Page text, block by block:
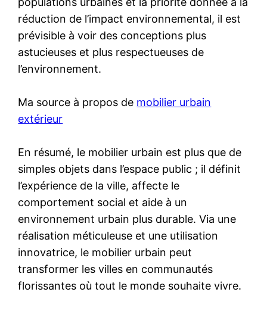
réduction de l’impact environnemental, il est
prévisible à voir des conceptions plus
astucieuses et plus respectueuses de
l’environnement.
Ma source à propos de mobilier urbain
extérieur
En résumé, le mobilier urbain est plus que de
simples objets dans l’espace public ; il définit
l’expérience de la ville, affecte le
comportement social et aide à un
environnement urbain plus durable. Via une
réalisation méticuleuse et une utilisation
innovatrice, le mobilier urbain peut
transformer les villes en communautés
florissantes où tout le monde souhaite vivre.